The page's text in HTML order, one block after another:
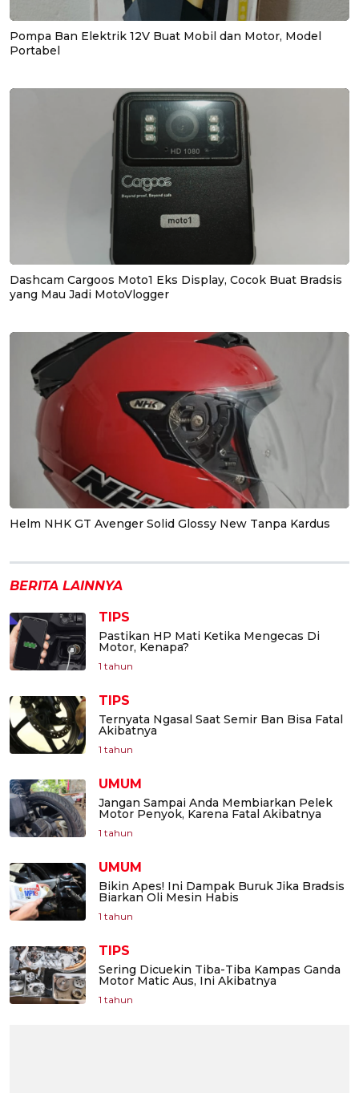
Pompa Ban Elektrik 12V Buat Mobil dan Motor, Model
Portabel
Dashcam Cargoos Moto1 Eks Display, Cocok Buat Bradsis
yang Mau Jadi MotoVlogger
Helm NHK GT Avenger Solid Glossy New Tanpa Kardus
BERITA LAINNYA
TIPS
Pastikan HP Mati Ketika Mengecas Di
Motor, Kenapa?
1 tahun
TIPS
Ternyata Ngasal Saat Semir Ban Bisa Fatal
Akibatnya
1 tahun
UMUM
Jangan Sampai Anda Membiarkan Pelek
Motor Penyok, Karena Fatal Akibatnya
1 tahun
UMUM
Bikin Apes! Ini Dampak Buruk Jika Bradsis
Biarkan Oli Mesin Habis
1 tahun
TIPS
Sering Dicuekin Tiba-Tiba Kampas Ganda
Motor Matic Aus, Ini Akibatnya
1 tahun